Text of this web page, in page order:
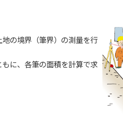
の境界（筆界）の測量を行
に、各筆の面積を計算で求